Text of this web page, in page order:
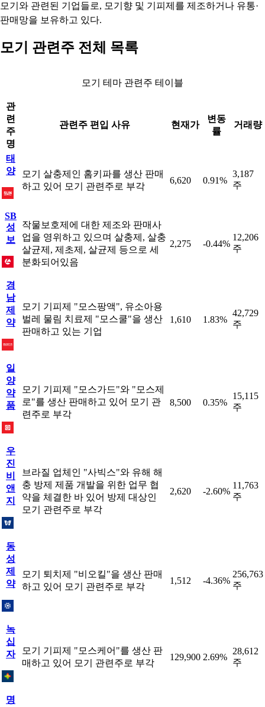
모기와 관련된 기업들로, 모기향 및 기피제를 제조하거나 유통·
판매망을 보유하고 있다.
모기 관련주 전체 목록
모기 테마 관련주 테이블
관
련
주
명
관련주 편입 사유 현재가
변동
률
거래량
태
양
모기 살충제인 홈키파를 생산 판매
하고 있어 모기 관련주로 부각
6,620 0.91%
3,187
주
SB
성
보
작물보호제에 대한 제조와 판매사
업을 영위하고 있으며 살충제, 살충
살균제, 제초제, 살균제 등으로 세
분화되어있음
2,275 -0.44%
12,206
주
경
남
제
약
모기 기피제 "모스팡액", 유소아용
벌레 물림 치료제 "모스쿨"을 생산
판매하고 있는 기업
1,610 1.83%
42,729
주
일
양
약
품
모기 기피제 "모스가드"와 "모스제
로"를 생산 판매하고 있어 모기 관
련주로 부각
8,500 0.35%
15,115
주
우
진
비
앤
지
브라질 업체인 "사빅스"와 유해 해
충 방제 제품 개발을 위한 업무 협
약을 체결한 바 있어 방제 대상인
모기 관련주로 부각
2,620 -2.60%
11,763
주
동
성
제
약
모기 퇴치제 "비오킬"을 생산 판매
하고 있어 모기 관련주로 부각
1,512 -4.36%
256,763
주
녹
십
자
모기 기피제 "모스케어"를 생산 판
매하고 있어 모기 관련주로 부각
129,900 2.69%
28,612
주
명